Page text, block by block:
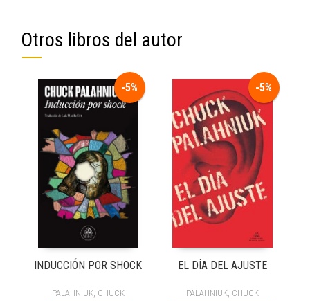
Otros libros del autor
-5%
INDUCCIÓN POR SHOCK
PALAHNIUK, CHUCK
-5%
EL DÍA DEL AJUSTE
PALAHNIUK, CHUCK